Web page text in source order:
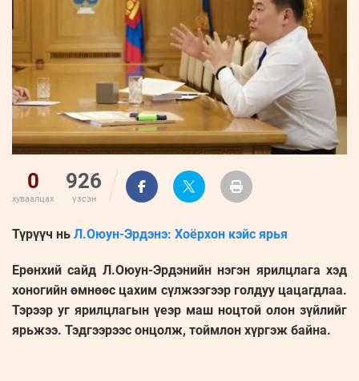
Нэвтрэх
Бизнес
хөгжил
Leaderships
forum
ФОТО
УРЛАГ
ҮНДЭСНИЙ
МЭДЭЭЛЛИЙН
ТӨВ
ВИДЕО
ZUUNII
MEDEE
WEEKLY
0
хуваалцах
926
үзсэн
Түрүүч нь Л.Оюун-Эрдэнэ: Хоёрхон кэйс ярья
Ерөнхий сайд Л.Оюун-Эрдэнийн нэгэн ярилцлага хэд
хоногийн өмнөөс цахим сүлжээгээр голдуу цацагдлаа.
Тэрээр уг ярилцлагын үеэр маш ноцтой олон зүйлийг
ярьжээ. Тэдгээрээс онцолж, тоймлон хүргэж байна.